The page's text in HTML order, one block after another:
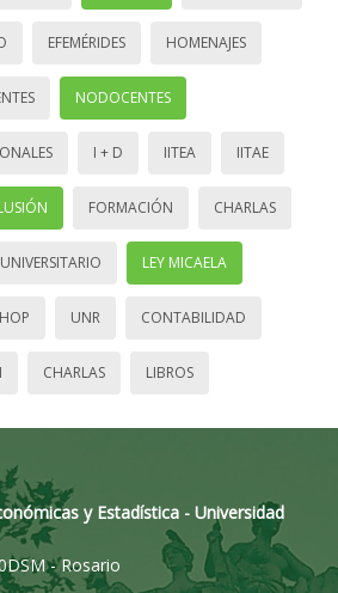
EFEMÉRIDES HOMENAJES
NODOCENTES
I + D IITEA IITAE
FORMACIÓN CHARLAS
LEY MICAELA
UNR CONTABILIDAD
CHARLAS LIBROS
y Estadística - Universidad
- Rosario